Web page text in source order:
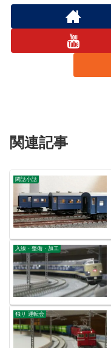
関連記事
閑話小話
入線・整備・加工
独り 運転会